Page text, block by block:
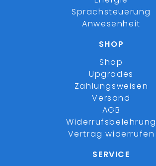
Sprachsteuerung
Anwesenheit
SHOP
Shop
Upgrades
Zahlungsweisen
Versand
AGB
Widerrufsbelehrung
Vertrag widerrufen
SERVICE